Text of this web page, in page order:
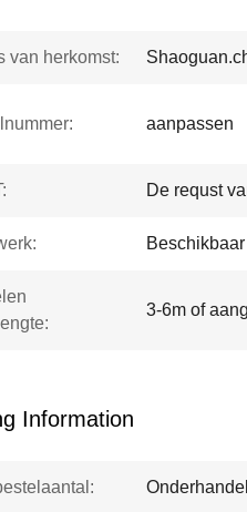
van herkomst:
aanpassen
De requst
3-6m of
Information